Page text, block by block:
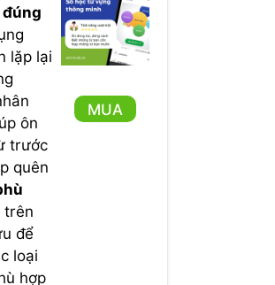
đúng
lặp lại
ôn
trước
quên
trên
để
loại
hợp
MUA